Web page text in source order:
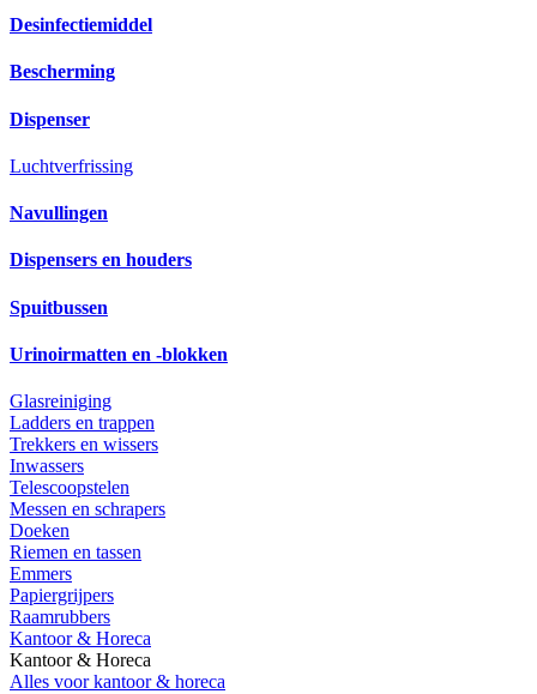
Desinfectiemiddel
Bescherming
Dispenser
Luchtverfrissing
Navullingen
Dispensers en houders
Spuitbussen
Urinoirmatten en -blokken
Glasreiniging
Ladders en trappen
Trekkers en wissers
Inwassers
Telescoopstelen
Messen en schrapers
Doeken
Riemen en tassen
Emmers
Papiergrijpers
Raamrubbers
Kantoor & Horeca
Kantoor & Horeca
Alles voor kantoor & horeca